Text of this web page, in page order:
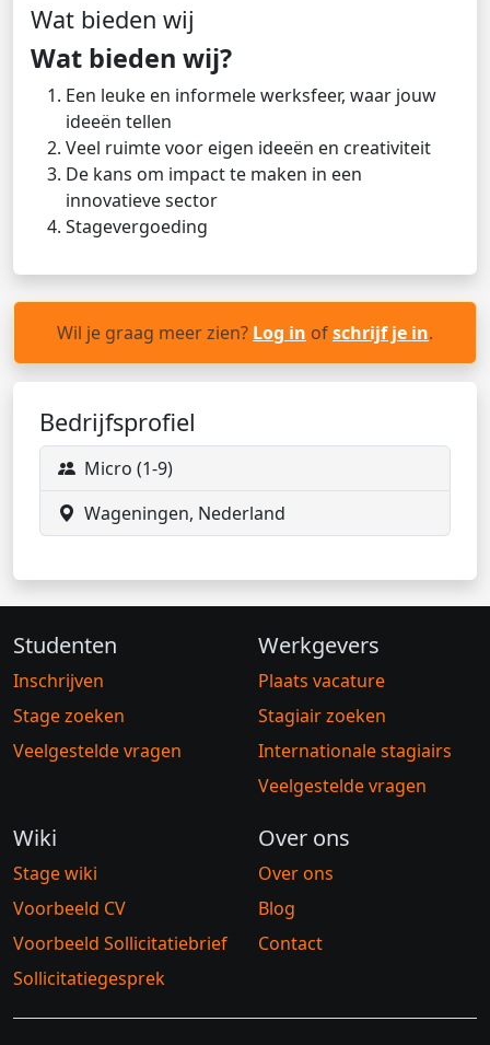
Wat bieden wij
Wat bieden wij?
Een leuke en informele werksfeer, waar jouw
ideeën tellen
Veel ruimte voor eigen ideeën en creativiteit
De kans om impact te maken in een
innovatieve sector
Stagevergoeding
Wil je graag meer zien? Log in ofschrijf je in.
Bedrijfsprofiel
Micro (1-9)
Wageningen, Nederland
Studenten
Inschrijven
Stage zoeken
Veelgestelde vragen
Werkgevers
Plaats vacature
Stagiair zoeken
Internationale stagiairs
Veelgestelde vragen
Wiki
Stage wiki
Voorbeeld CV
Voorbeeld Sollicitatiebrief
Sollicitatiegesprek
Over ons
Over ons
Blog
Contact